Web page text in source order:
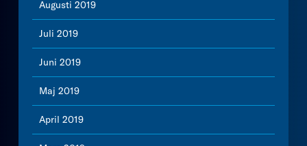
Augusti 2019
Juli 2019
Juni 2019
Maj 2019
April 2019